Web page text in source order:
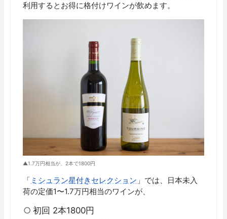
利用するとお得に格付けワインが飲めます。
1.7万円相当が、2本で1800円
「 ミシュラン星付きセレクション 」では、日本未入
荷の定価1〜1.7万円相当のワインが、
初回 2本1800円